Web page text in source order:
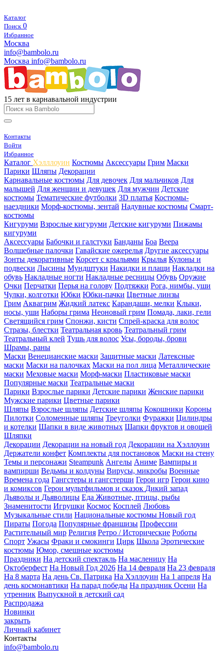
Каталог
Поиск 0
Избранное
Москва
info@bambolo.ru
Москва info@bambolo.ru
15 лет в карнавальной индустрии
Контакты
Войти
Избранное
Каталог Хэлллоуин Костюмы Аксессуары Грим Маски
Парики Шляпы Декорации
Карнавальные костюмы Для девочек Для мальчиков Для
малышей Для женщин и девушек Для мужчин Детские
костюмы Тематические футболки 3D платья Костюмы-
наездники Морф-костюмы, зентай Надувные костюмы Смарт-
костюмы
Кигуруми Взрослые кигуруми Детские кигуруми Пижамы
кигуруми
Аксессуары Бабочки и галстуки Банданы Боа Веера
Волшебные палочки Гавайские ожерелья Другие аксессуары
Зонты декоративные Корсет с крыльями Крылья Кулоны и
подвески Лысины Мундштуки Накидки и плащи Накладки на
обувь Накладные ногти Накладные ресницы Обувь Оружие
Очки Перчатки Перья на голову Подтяжки Рога, нимбы, уши
Чулки, колготки Юбки Юбки-пачки Цветные линзы
Грим Аквагрим Жидкий латекс Карандаши, мелки Клыки,
носы, уши Наборы грима Неоновый грим Помада, лаки, гели
Светящийся грим Спонжи, кисти Спрей-краска для волос
Стразы, блестки Театральная кровь Театральный грим
Театральный клей Тушь для волос Усы, бороды, брови
Шрамы, раны
Маски Венецианские маски Защитные маски Латексные
маски Маски на палочках Маски на пол лица Металлические
маски Меховые маски Морф-маски Пластиковые маски
Популярные маски Театральные маски
Парики Взрослые парики Детские парики Женские парики
Мужские парики Цветные парики
Шляпы Взрослые шляпы Детские шляпы Кокошники Короны
Пилотки Соломенные шляпы Треуголки Фуражки Цилиндры
и котелки Шапки в виде животных Шапки фруктов и овощей
Шляпки
Декорации Декорации на новый год Декорации на Хэллоуин
Держатели конфет Комплекты для постановок Маски на стену
Темы и персонажи Steampunk Ангелы Аниме Вампиры и
вампирши Ведьмы и колдуны Вирусы, микробы Военные
Времена года Гангстеры и гангстерши Герои игр Герои кино
и комиксов Герои мультфильмов и сказок Дикий запад
Дьяволы и Дьяволицы Еда Животные, птицы, рыбы
Знаменитости Игрушки Космос Косплей Любовь
Музыкальные стили Национальные костюмы Новый год
Пираты Погода Популярные франшизы Профессии
Растительный мир Религия Ретро / Исторические Роботы
Спорт Ужасы Фраки и смокинги Цирк Школа Эротические
костюмы Юмор, смешные костюмы
Праздники На детский спектакль На масленицу На
Октоберфест На Новый Год 2026 На 14 февраля На 23 февраля
На 8 марта На день Св. Патрика На Хэллоуин На 1 апреля На
день космонавтики На парад победы На праздник Осени На
утренник Выпускной в детский сад
Распродажа
Новинки
закрыть
Личный кабинет
Контакты
info@bambolo.ru